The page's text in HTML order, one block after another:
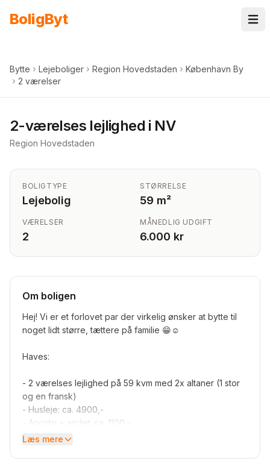
BoligByt
Bytte Lejeboliger Region Hovedstaden
København By
2 værelser
2-værelses lejlighed i NV
Region Hovedstaden
BOLIGTYPE
Lejebolig
STØRRELSE
59 m²
VÆRELSER
2
MÅNEDLIG UDGIFT
6.000 kr
Om boligen
Hej! Vi er et forlovet par der virkelig ønsker at bytte til
noget lidt større, tættere på familie 😁☺️
Haves:
- 2 værelses lejlighed på 59 kvm med 2x altaner (1 stor
og en fransk)
- Husleje: ca. 4900,-
- Aconto + andet: ca. 1100,-
- husleje i alt = ca. 6000
Læs mere